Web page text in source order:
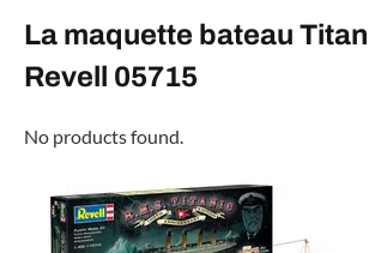
La maquette bateau
Revell 05715
No products found.